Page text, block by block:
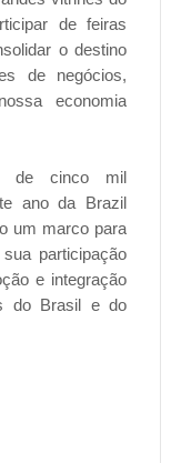
de feiras
o destino
de negócios,
economia
de cinco mil
ano da Brazil
um marco para
participação
e integração
do Brasil e do